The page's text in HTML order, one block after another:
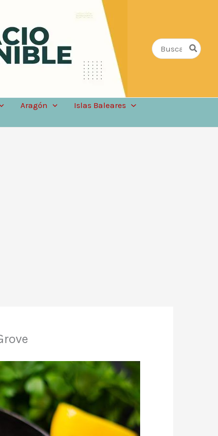
Buscar
por:
Aragón Islas Baleares